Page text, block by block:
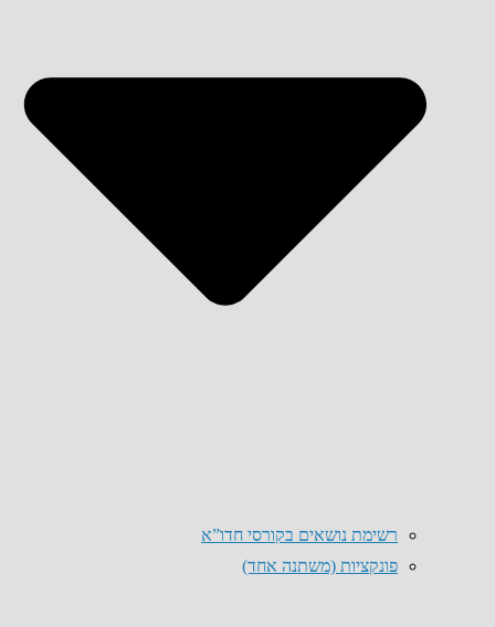
רשימת נושאים בקורסי חדו”א
פונקציות (משתנה אחד)